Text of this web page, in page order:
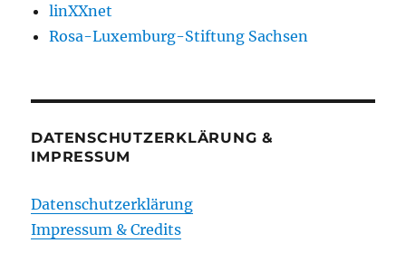
linXXnet
Rosa-Luxemburg-Stiftung Sachsen
DATENSCHUTZERKLÄRUNG &
IMPRESSUM
Datenschutzerklärung
Impressum & Credits